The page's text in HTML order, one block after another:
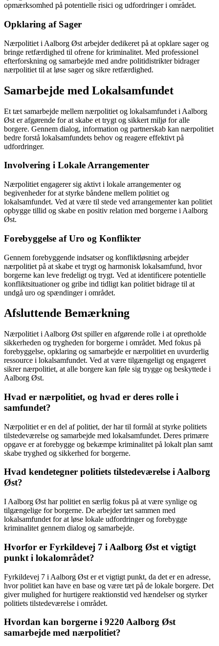
opmærksomhed på potentielle risici og udfordringer i området.
Opklaring af Sager
Nærpolitiet i Aalborg Øst arbejder dedikeret på at opklare sager og
bringe retfærdighed til ofrene for kriminalitet. Med professionel
efterforskning og samarbejde med andre politidistrikter bidrager
nærpolitiet til at løse sager og sikre retfærdighed.
Samarbejde med Lokalsamfundet
Et tæt samarbejde mellem nærpolitiet og lokalsamfundet i Aalborg
Øst er afgørende for at skabe et trygt og sikkert miljø for alle
borgere. Gennem dialog, information og partnerskab kan nærpolitiet
bedre forstå lokalsamfundets behov og reagere effektivt på
udfordringer.
Involvering i Lokale Arrangementer
Nærpolitiet engagerer sig aktivt i lokale arrangementer og
begivenheder for at styrke båndene mellem politiet og
lokalsamfundet. Ved at være til stede ved arrangementer kan politiet
opbygge tillid og skabe en positiv relation med borgerne i Aalborg
Øst.
Forebyggelse af Uro og Konflikter
Gennem forebyggende indsatser og konfliktløsning arbejder
nærpolitiet på at skabe et trygt og harmonisk lokalsamfund, hvor
borgerne kan leve fredeligt og trygt. Ved at identificere potentielle
konfliktsituationer og gribe ind tidligt kan politiet bidrage til at
undgå uro og spændinger i området.
Afsluttende Bemærkning
Nærpolitiet i Aalborg Øst spiller en afgørende rolle i at opretholde
sikkerheden og trygheden for borgerne i området. Med fokus på
forebyggelse, opklaring og samarbejde er nærpolitiet en uvurderlig
ressource i lokalsamfundet. Ved at være tilgængeligt og engageret
sikrer nærpolitiet, at alle borgere kan føle sig trygge og beskyttede i
Aalborg Øst.
Hvad er nærpolitiet, og hvad er deres rolle i
samfundet?
Nærpolitiet er en del af politiet, der har til formål at styrke politiets
tilstedeværelse og samarbejde med lokalsamfundet. Deres primære
opgave er at forebygge og bekæmpe kriminalitet på lokalt plan samt
skabe tryghed og sikkerhed for borgerne.
Hvad kendetegner politiets tilstedeværelse i Aalborg
Øst?
I Aalborg Øst har politiet en særlig fokus på at være synlige og
tilgængelige for borgerne. De arbejder tæt sammen med
lokalsamfundet for at løse lokale udfordringer og forebygge
kriminalitet gennem dialog og samarbejde.
Hvorfor er Fyrkildevej 7 i Aalborg Øst et vigtigt
punkt i lokalområdet?
Fyrkildevej 7 i Aalborg Øst er et vigtigt punkt, da det er en adresse,
hvor politiet kan have en base og være tæt på de lokale borgere. Det
giver mulighed for hurtigere reaktionstid ved hændelser og styrker
politiets tilstedeværelse i området.
Hvordan kan borgerne i 9220 Aalborg Øst
samarbejde med nærpolitiet?